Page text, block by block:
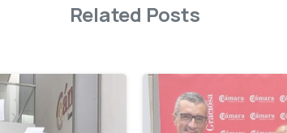
Related Posts